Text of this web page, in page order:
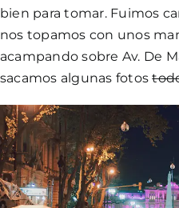
bien para tomar. Fuimos
nos topamos con unos
acampando sobre Av. De
sacamos algunas fotos